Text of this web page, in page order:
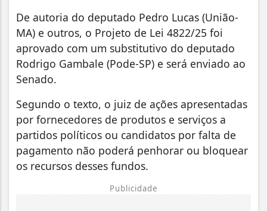
De autoria do deputado Pedro Lucas (União-
MA) e outros, o Projeto de Lei 4822/25 foi
aprovado com um substitutivo do deputado
Rodrigo Gambale (Pode-SP) e será enviado ao
Senado.
Segundo o texto, o juiz de ações apresentadas
por fornecedores de produtos e serviços a
partidos políticos ou candidatos por falta de
pagamento não poderá penhorar ou bloquear
os recursos desses fundos.
Publicidade